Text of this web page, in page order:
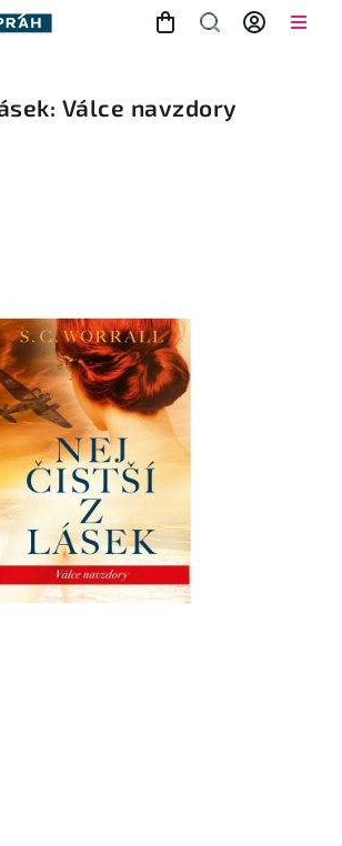
Válce navzdory